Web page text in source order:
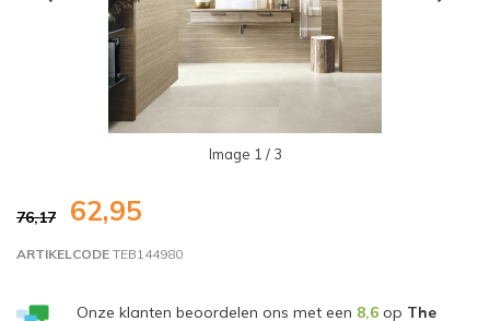
Image 1 / 3
76,17 62,95
ARTIKELCODE TEB144980
Onze klanten beoordelen ons met een 8,6op The